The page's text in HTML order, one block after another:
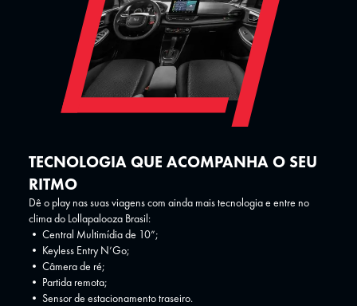
TECNOLOGIA QUE ACOMPANHA O SEU
RITMO
Dê o play nas suas viagens com ainda mais tecnologia e entre no
clima do Lollapalooza Brasil:
• Central Multimídia de 10”;
• Keyless Entry N’Go;
• Câmera de ré;
• Partida remota;
• Sensor de estacionamento traseiro.